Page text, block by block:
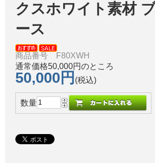
クスホワイト素材
ース
商品番号 F80XWH
通常価格50,000円のところ
50,000円 (税込)
数量